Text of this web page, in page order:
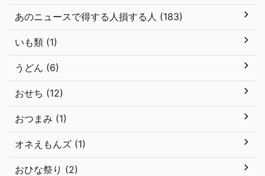
あのニュースで得する人損する人 (183)
いも類 (1)
うどん (6)
おせち (12)
おつまみ (1)
オネえもんズ (1)
おひな祭り (2)